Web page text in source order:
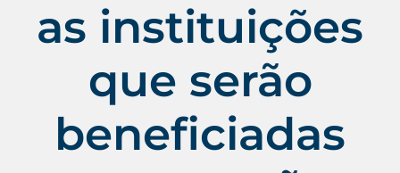
as instituições
que serão
beneficiadas